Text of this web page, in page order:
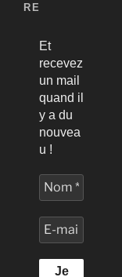
RE
Et
recevez
un mail
quand il
y a du
nouvea
u !